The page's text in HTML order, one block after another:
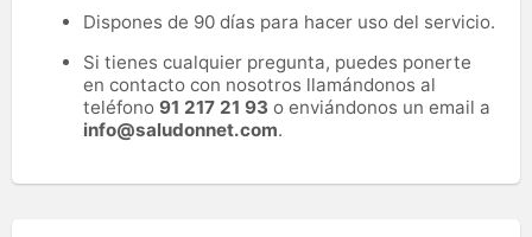
Dispones de 90 días para hacer uso del servicio.
Si tienes cualquier pregunta, puedes ponerte
en contacto con nosotros llamándonos al
teléfono 91 217 21 93 o enviándonos un email a
info@saludonnet.com.